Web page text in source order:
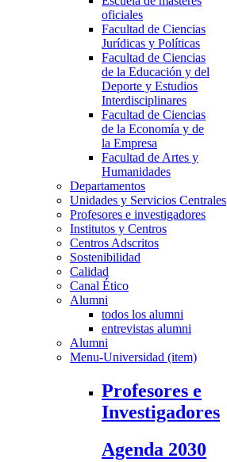
oficiales
Facultad de Ciencias
Jurídicas y Políticas
Facultad de Ciencias
de la Educación y del
Deporte y Estudios
Interdisciplinares
Facultad de Ciencias
de la Economía y de
la Empresa
Facultad de Artes y
Humanidades
Departamentos
Unidades y Servicios Centrales
Profesores e investigadores
Institutos y Centros
Centros Adscritos
Sostenibilidad
Calidad
Canal Ético
Alumni
todos los alumni
entrevistas alumni
Alumni
Menu-Universidad (item)
Profesores e
Investigadores
Agenda 2030